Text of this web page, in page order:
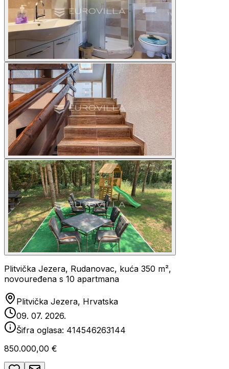
Plitvička Jezera, Rudanovac, kuća 350 m²,
novouređena s 10 apartmana
Plitvička Jezera, Hrvatska
09. 07. 2026.
Šifra oglasa: 414546263144
850.000,00 €